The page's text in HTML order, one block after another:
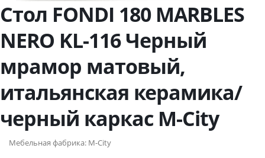
Стол FONDI 180 MARBLES
NERO KL-116 Черный
мрамор матовый,
итальянская керамика/
черный каркас М-City
Мебельная фабрика: M-City